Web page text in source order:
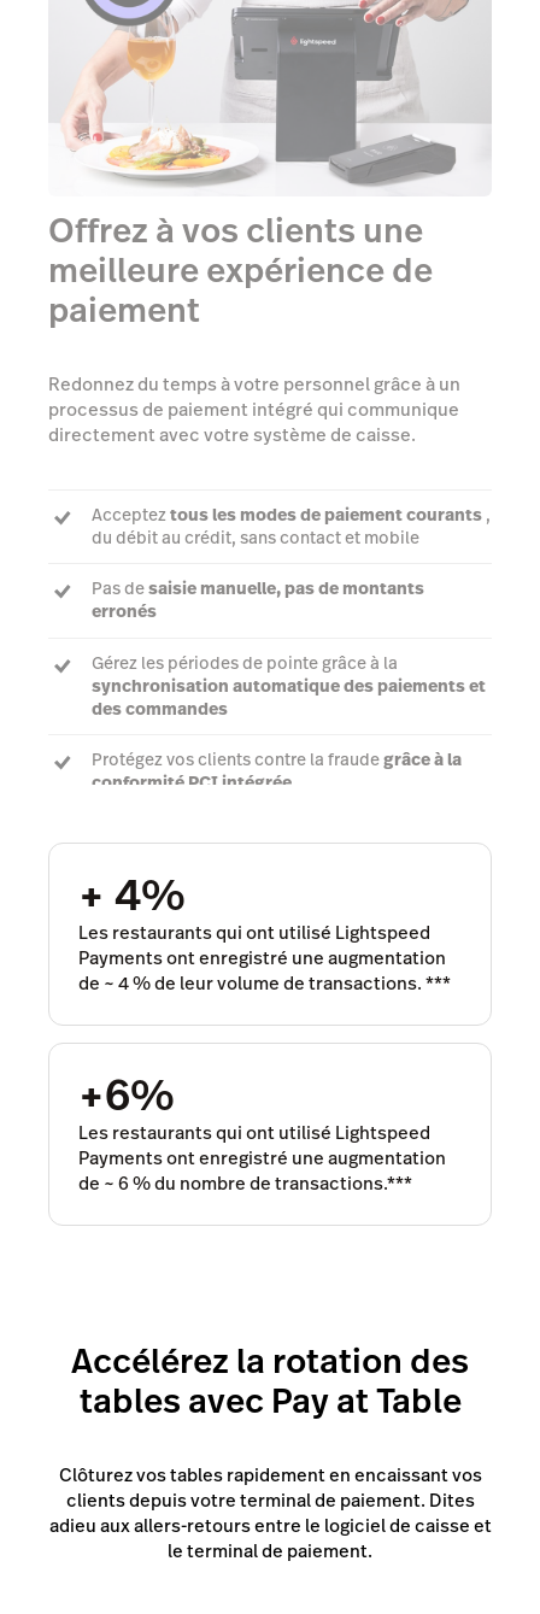
Offrez à vos clients une
meilleure expérience de
paiement
Redonnez du temps à votre personnel grâce à un
processus de paiement intégré qui communique
directement avec votre système de caisse.
Accepteztous les modes de paiement courants ,
du débit au crédit, sans contact et mobile
Pas desaisie manuelle, pas de montants
erronés
Gérez les périodes de pointe grâce à la
synchronisation automatique des paiements et
des commandes
Protégez vos clients contre la fraudegrâce à la
conformité PCI intégrée
+ 4%
Les restaurants qui ont utilisé Lightspeed
Payments ont enregistré une augmentation
de ~ 4 % de leur volume de transactions.***
+6%
Les restaurants qui ont utilisé Lightspeed
Payments ont enregistré une augmentation
de ~ 6 % du nombre de transactions.***
Accélérez la rotation des
tables avec Pay at Table
Clôturez vos tables rapidement en encaissant vos
clients depuis votre terminal de paiement. Dites
adieu aux allers-retours entre le logiciel de caisse et
le terminal de paiement.